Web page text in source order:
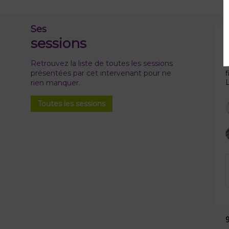
Ses
sessions
Retrouvez la liste de toutes les sessions
présentées par cet intervenant pour ne
rien manquer.
Toutes les sessions